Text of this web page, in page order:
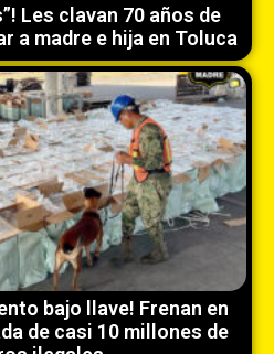
Les clavan 70 años de
a madre e hija en Toluca
bajo llave! Frenan en
de casi 10 millones de